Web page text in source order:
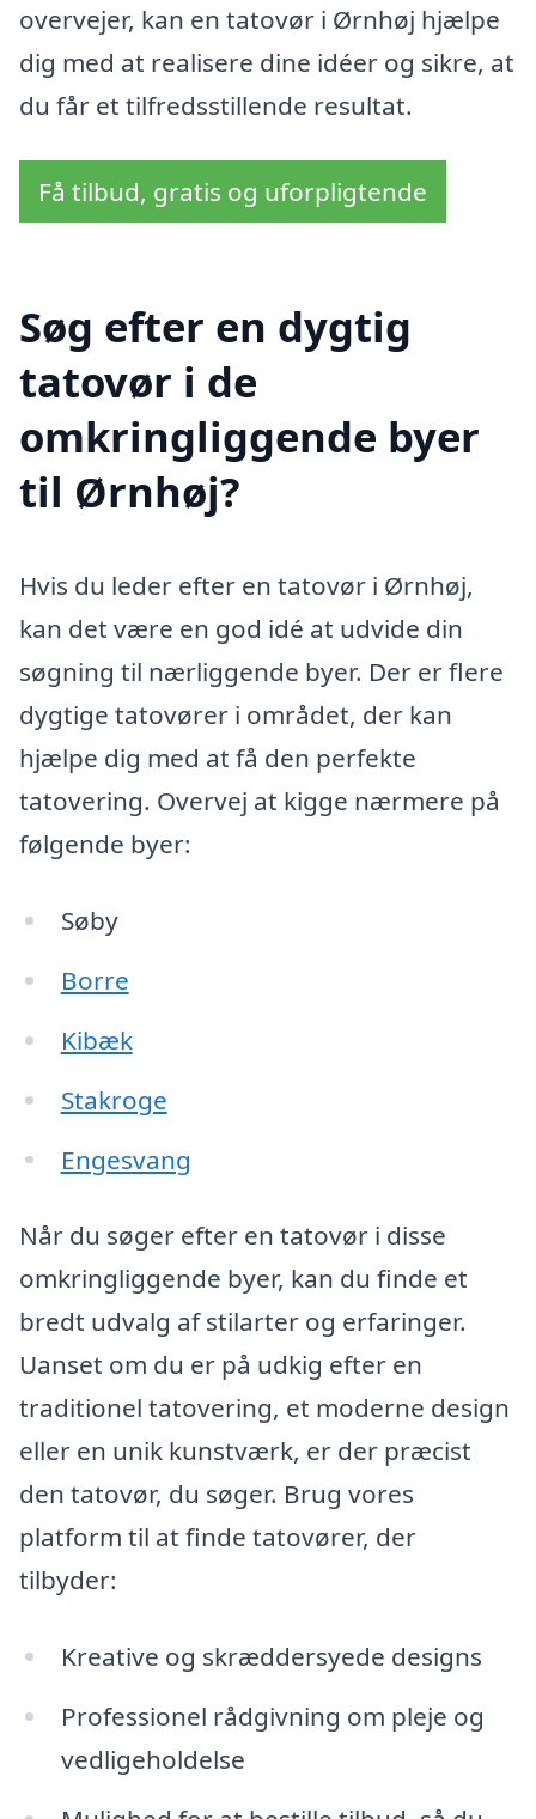
overvejer, kan en tatovør i Ørnhøj hjælpe
dig med at realisere dine idéer og sikre, at
du får et tilfredsstillende resultat.
Få tilbud, gratis og uforpligtende
Søg efter en dygtig
tatovør i de
omkringliggende byer
til Ørnhøj?
Hvis du leder efter en tatovør i Ørnhøj,
kan det være en god idé at udvide din
søgning til nærliggende byer. Der er flere
dygtige tatovører i området, der kan
hjælpe dig med at få den perfekte
tatovering. Overvej at kigge nærmere på
følgende byer:
Søby
Borre
Kibæk
Stakroge
Engesvang
Når du søger efter en tatovør i disse
omkringliggende byer, kan du finde et
bredt udvalg af stilarter og erfaringer.
Uanset om du er på udkig efter en
traditionel tatovering, et moderne design
eller en unik kunstværk, er der præcist
den tatovør, du søger. Brug vores
platform til at finde tatovører, der
tilbyder:
Kreative og skræddersyede designs
Professionel rådgivning om pleje og
vedligeholdelse